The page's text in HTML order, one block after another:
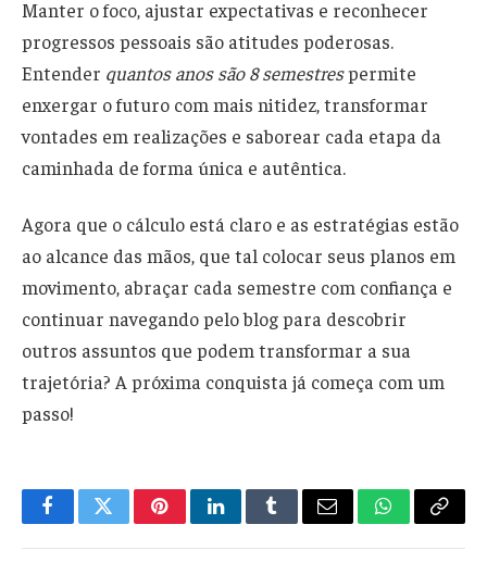
Manter o foco, ajustar expectativas e reconhecer
progressos pessoais são atitudes poderosas.
Entender quantos anos são 8 semestrespermite
enxergar o futuro com mais nitidez, transformar
vontades em realizações e saborear cada etapa da
caminhada de forma única e autêntica.
Agora que o cálculo está claro e as estratégias estão
ao alcance das mãos, que tal colocar seus planos em
movimento, abraçar cada semestre com confiança e
continuar navegando pelo blog para descobrir
outros assuntos que podem transformar a sua
trajetória? A próxima conquista já começa com um
passo!
FacebookTwitterPinterestLinkedInTumblrEmail WhatsApp
Copy